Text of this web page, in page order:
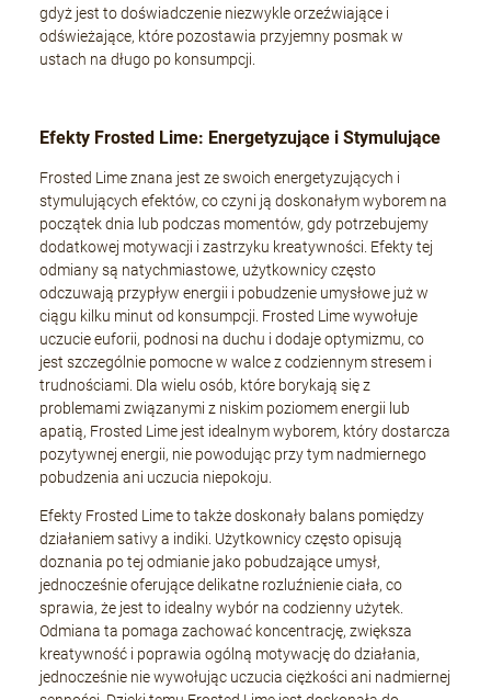
gdyż jest to doświadczenie niezwykle orzeźwiające i
odświeżające, które pozostawia przyjemny posmak w
ustach na długo po konsumpcji.
Efekty Frosted Lime: Energetyzujące i Stymulujące
Frosted Lime znana jest ze swoich energetyzujących i
stymulujących efektów, co czyni ją doskonałym wyborem na
początek dnia lub podczas momentów, gdy potrzebujemy
dodatkowej motywacji i zastrzyku kreatywności. Efekty tej
odmiany są natychmiastowe, użytkownicy często
odczuwają przypływ energii i pobudzenie umysłowe już w
ciągu kilku minut od konsumpcji. Frosted Lime wywołuje
uczucie euforii, podnosi na duchu i dodaje optymizmu, co
jest szczególnie pomocne w walce z codziennym stresem i
trudnościami. Dla wielu osób, które borykają się z
problemami związanymi z niskim poziomem energii lub
apatią, Frosted Lime jest idealnym wyborem, który dostarcza
pozytywnej energii, nie powodując przy tym nadmiernego
pobudzenia ani uczucia niepokoju.
Efekty Frosted Lime to także doskonały balans pomiędzy
działaniem sativy a indiki. Użytkownicy często opisują
doznania po tej odmianie jako pobudzające umysł,
jednocześnie oferujące delikatne rozluźnienie ciała, co
sprawia, że jest to idealny wybór na codzienny użytek.
Odmiana ta pomaga zachować koncentrację, zwiększa
kreatywność i poprawia ogólną motywację do działania,
jednocześnie nie wywołując uczucia ciężkości ani nadmiernej